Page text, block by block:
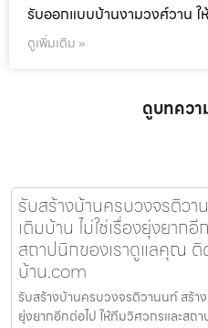
รับออกแบบบ้านงามวงศ์วาน ใ
ดูเพิ่มเติม »
ดูบทคว
รับสร้างบ้านครบวงจรติว
เติมบ้าน ไม่ใช่เรื่องยุ่งยาก
สถาปนิกของเราดูแลคุณ ติ
บ้าน.com
รับสร้างบ้านครบวงจรติวานนท์ สร้า
ยุ่งยากอีกต่อไป ให้ทีมวิศวกรและสถ